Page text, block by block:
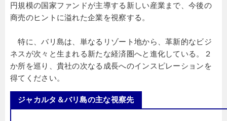
円規模の国家ファンドが主導する新しい産業まで、今後の
商売のヒントに溢れた企業を視察する。
特に、バリ島は、単なるリゾート地から、革新的なビジ
ネスが次々と生まれる新たな経済圏へと進化している。２
か所を巡り、貴社の次なる成長へのインスピレーションを
得てください。
ジャカルタ＆バリ島の主な視察先